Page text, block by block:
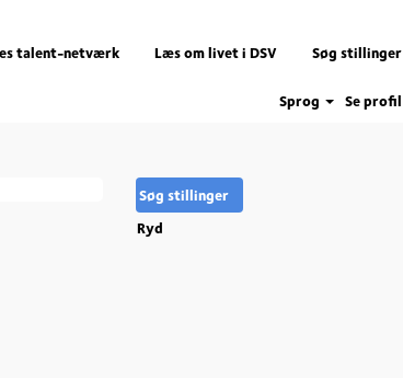
talent-netværk Læs om livet i DSV Søg stillinger
Sprog Se profil
Ryd